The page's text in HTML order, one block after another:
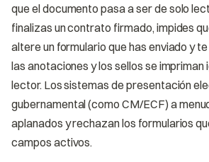
que el documento pasa a ser de solo
finalizas un contrato firmado, impides
altere un formulario que has enviado y
las anotaciones y los sellos se impriman
lector. Los sistemas de presentación
gubernamental (como CM/ECF) a
aplanados y rechazan los formularios
campos activos.